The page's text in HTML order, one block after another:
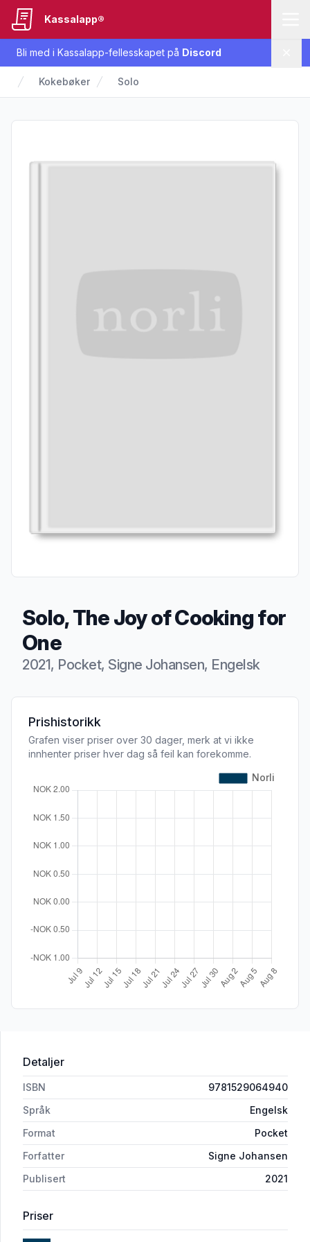
Bli med i Kassalapp-fellesskapet på Discord
Kassalapp®
Kokebøker Solo
Solo, The Joy of Cooking for
One
2021, Pocket, Signe Johansen, Engelsk
Produktbeskrivelse
Prishistorikk
Grafen viser priser over 30 dager, merk at vi ikke
innhenter priser hver dag så feil kan forekomme.
Detaljer
ISBN
9781529064940
Språk
Engelsk
Format
Pocket
Forfatter
Signe Johansen
Publisert
2021
Priser